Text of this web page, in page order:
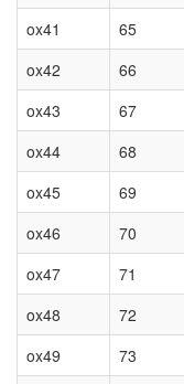
ox41
65
ox42
66
ox43
67
ox44
68
ox45
69
ox46
70
ox47
71
ox48
72
ox49
73